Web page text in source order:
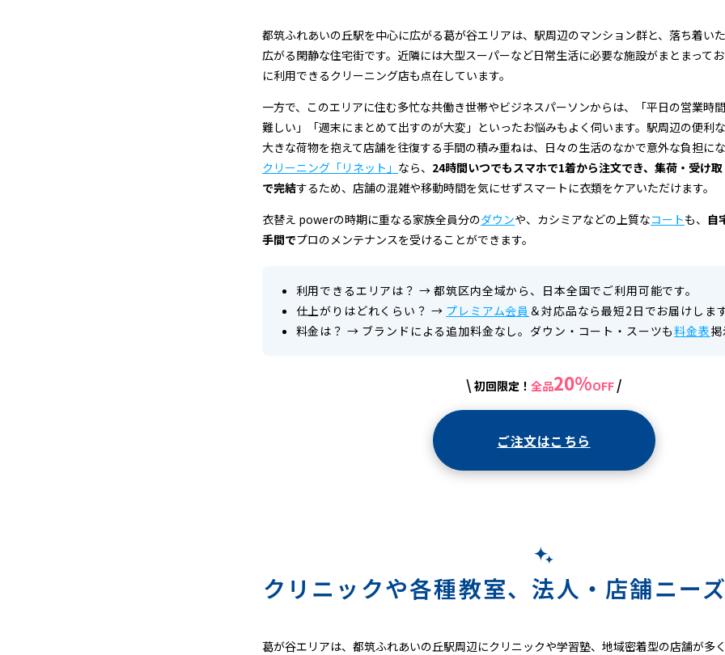
都筑ふれあいの丘駅を中心に広がる葛が谷エリアは、駅周辺のマンション群と、落ち着い
広がる閑静な住宅街です。近隣には大型スーパーなど日常生活に必要な施設がまとまって
に利用できるクリーニング店も点在しています。
一方で、このエリアに住む多忙な共働き世帯やビジネスパーソンからは、「平日の営業時
難しい」「週末にまとめて出すのが大変」といったお悩みもよく伺います。駅周辺の便利な
大きな荷物を抱えて店舗を往復する手間の積み重ねは、日々の生活のなかで意外な負担にな
クリーニング「リネット」 なら、 24時間いつでもスマホで1着から注文でき、集荷・受け
で完結するため、店舗の混雑や移動時間を気にせずスマートに衣類をケアいただけます。
衣替え powerの時期に重なる家族全員分のダウンや、カシミアなどの上質なコートも、 自
手間でプロのメンテナンスを受けることができます。
利用できるエリアは？ →都筑区内全域から、日本全国でご利用可能です。
仕上がりはどれくらい？ → プレミアム会員 ＆対応品なら最短2日でお届けします
料金は？ → ブランドによる追加料金なし。ダウン・コート・スーツも料金表掲
\ 初回限定！ 全品20%OFF /
ご注文はこちら
クリニックや各種教室、法人・店舗ニー
葛が谷エリアは、都筑ふれあいの丘駅周辺にクリニックや学習塾、地域密着型の店舗が多